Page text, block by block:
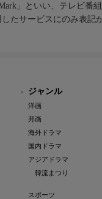
」といい、テレビ番
したサービスにのみ表記
ジャンル
洋画
邦画
海外ドラマ
国内ドラマ
アジアドラマ
韓流まつり
スポーツ